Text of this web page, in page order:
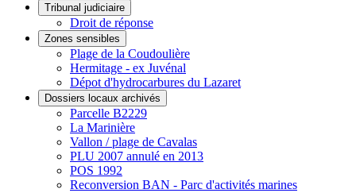
Tribunal judiciaire
Droit de réponse
Zones sensibles
Plage de la Coudoulière
Hermitage - ex Juvénal
Dépot d'hydrocarbures du Lazaret
Dossiers locaux archivés
Parcelle B2229
La Marinière
Vallon / plage de Cavalas
PLU 2007 annulé en 2013
POS 1992
Reconversion BAN - Parc d'activités marines